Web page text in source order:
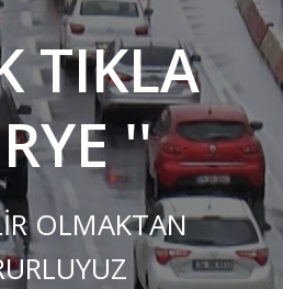
TIKLA
''
OLMAKTAN